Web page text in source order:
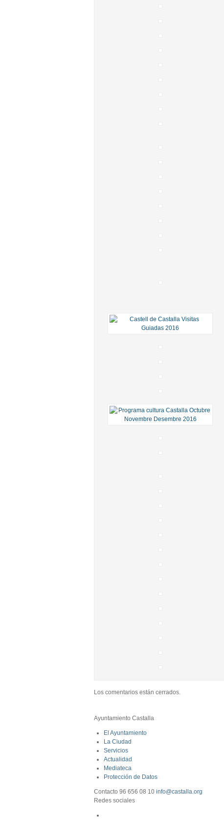
Los comentarios están cerrados.
Ayuntamiento Castalla
El Ayuntamiento
La Ciudad
Servicios
Actualidad
Mediateca
Protección de Datos
Contacto 96 656 08 10 info@castalla.org
Redes sociales